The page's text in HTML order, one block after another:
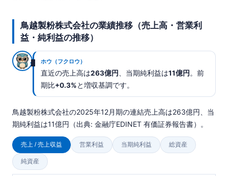
鳥越製粉株式会社の業績推移（売上高・営業利
益・純利益の推移）
ホウ（フクロウ）
直近の売上高は263億円 、当期純利益は11億円。前
期比+0.3%と増収基調です。
鳥越製粉株式会社の2025年12月期の連結売上高は263億円、当
期純利益は11億円（出典: 金融庁EDINET 有価証券報告書）。
売上 / 売上収益 営業利益 当期純利益 総資産
純資産